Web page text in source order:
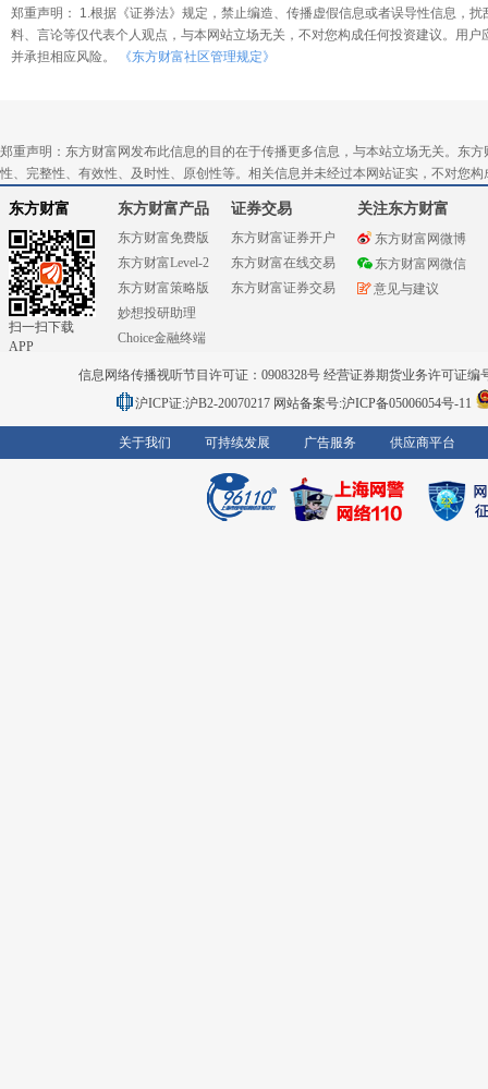
郑重声明： 1.根据《证券法》规定，禁止编造、传播虚假信息或者误导性信息，
料、言论等仅代表个人观点，与本网站立场无关，不对您构成任何投资建议。用
并承担相应风险。
《东方财富社区管理规定》
郑重声明：东方财富网发布此信息的目的在于传播更多信息，与本站立场无关。东
性、完整性、有效性、及时性、原创性等。相关信息并未经过本网站证实，不对您
东方财富
扫一扫下载
APP
东方财富产品
东方财富免费版
东方财富Level-2
东方财富策略版
妙想投研助理
Choice金融终端
证券交易
东方财富证券开户
东方财富在线交易
东方财富证券交易
关注东方财富
东方财富网微博
东方财富网微信
意见与建议
信息网络传播视听节目许可证：0908328号 经营证券期货业务许可证编
沪ICP证:沪B2-20070217 网站备案号:沪ICP备05006054号-11
关于我们 可持续发展 广告服务 供应商平台